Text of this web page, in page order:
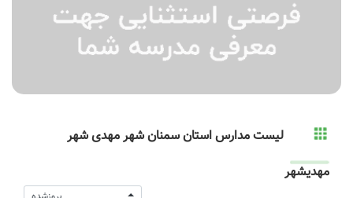
لیست مدارس استان سمنان شهر مهدی شهر
مهدیشهر